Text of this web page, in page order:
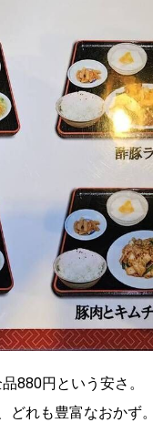
880円という安さ。
れも豊富なおかず。